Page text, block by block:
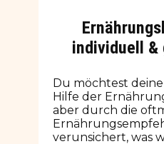
individuell &
Du möchtest
Hilfe der
aber durch die
verunsichert, was